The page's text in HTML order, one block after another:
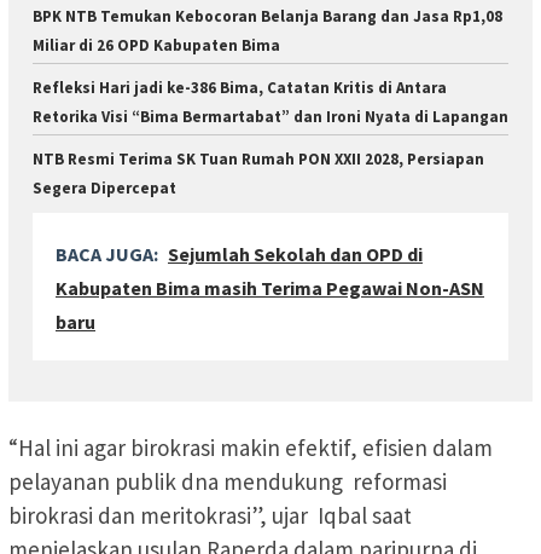
BPK NTB Temukan Kebocoran Belanja Barang dan Jasa Rp1,08
Miliar di 26 OPD Kabupaten Bima
Refleksi Hari jadi ke-386 Bima, Catatan Kritis di Antara
Retorika Visi “Bima Bermartabat” dan Ironi Nyata di Lapangan
NTB Resmi Terima SK Tuan Rumah PON XXII 2028, Persiapan
Segera Dipercepat
BACA JUGA: Sejumlah Sekolah dan OPD di
Kabupaten Bima masih Terima Pegawai Non-ASN
baru
“Hal ini agar birokrasi makin efektif, efisien dalam
pelayanan publik dna mendukung reformasi
birokrasi dan meritokrasi”, ujar Iqbal saat